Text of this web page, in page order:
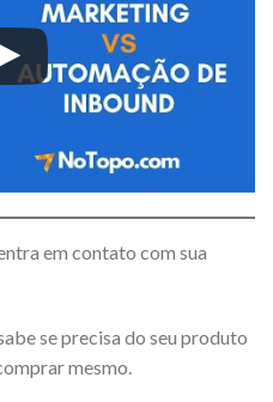
em contato com sua
se precisa do seu produto
mesmo.